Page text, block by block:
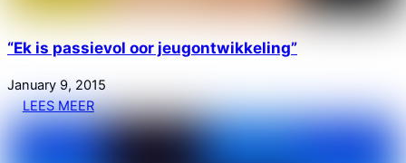
“Ek is passievol oor jeugontwikkeling”
January 9, 2015
LEES MEER